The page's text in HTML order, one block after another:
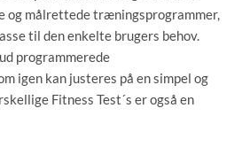
og målrettede træningsprogrammer,
til den enkelte brugers behov.
programmerede
igen kan justeres på en simpel og
Fitness Test´s er også en